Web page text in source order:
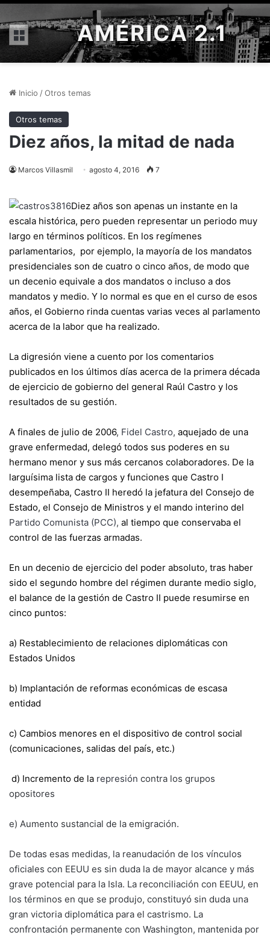
Menú AMÉRICA 2.1
Inicio /Otros temas
Otros temas
Diez años, la mitad de nada
Marcos Villasmil agosto 4, 2016 7
Diez años son apenas un instante en la
escala histórica, pero pueden representar un periodo muy
largo en términos políticos. En los regímenes
parlamentarios, por ejemplo, la mayoría de los mandatos
presidenciales son de cuatro o cinco años, de modo que
un decenio equivale a dos mandatos o incluso a dos
mandatos y medio. Y lo normal es que en el curso de esos
años, el Gobierno rinda cuentas varias veces al parlamento
acerca de la labor que ha realizado.
La digresión viene a cuento por los comentarios
publicados en los últimos días acerca de la primera década
de ejercicio de gobierno del general Raúl Castro y los
resultados de su gestión.
A finales de julio de 2006, Fidel Castro, aquejado de una
grave enfermedad, delegó todos sus poderes en su
hermano menor y sus más cercanos colaboradores. De la
larguísima lista de cargos y funciones que Castro I
desempeñaba, Castro II heredó la jefatura del Consejo de
Estado, el Consejo de Ministros y el mando interino del
Partido Comunista (PCC), al tiempo que conservaba el
control de las fuerzas armadas.
En un decenio de ejercicio del poder absoluto, tras haber
sido el segundo hombre del régimen durante medio siglo,
el balance de la gestión de Castro II puede resumirse en
cinco puntos:
a) Restablecimiento de relaciones diplomáticas con
Estados Unidos
b) Implantación de reformas económicas de escasa
entidad
c) Cambios menores en el dispositivo de control social
(comunicaciones, salidas del país, etc.)
d) Incremento de la represión contra los grupos
opositores
e) Aumento sustancial de la emigración.
De todas esas medidas, la reanudación de los vínculos
oficiales con EEUU es sin duda la de mayor alcance y más
grave potencial para la Isla. La reconciliación con EEUU, en
los términos en que se produjo, constituyó sin duda una
gran victoria diplomática para el castrismo. La
confrontación permanente con Washington, mantenida por